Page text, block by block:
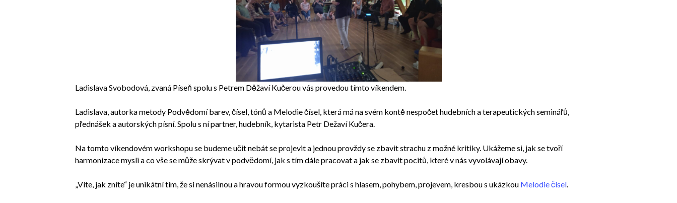
Ladislava Svobodová, zvaná Píseň spolu s Petrem Děžaví Kučerou vás provedou tímto víkendem.
Ladislava, autorka metody Podvědomí barev, čísel, tónů a Melodie čísel, která má na svém kontě nespočet hudebních a terapeutických seminářů,
přednášek a autorských písní. Spolu s ní partner, hudebník, kytarista Petr Dežaví Kučera.
Na tomto víkendovém workshopu se budeme učit nebát se projevit a jednou provždy se zbavit strachu z možné kritiky. Ukážeme si, jak se tvoří
harmonizace mysli a co vše se může skrývat v podvědomí, jak s tím dále pracovat a jak se zbavit pocitů, které v nás vyvolávají obavy.
„Víte, jak zníte“ je unikátní tím, že si nenásilnou a hravou formou vyzkoušíte práci s hlasem, pohybem, projevem, kresbou s ukázkou Melodie čísel.